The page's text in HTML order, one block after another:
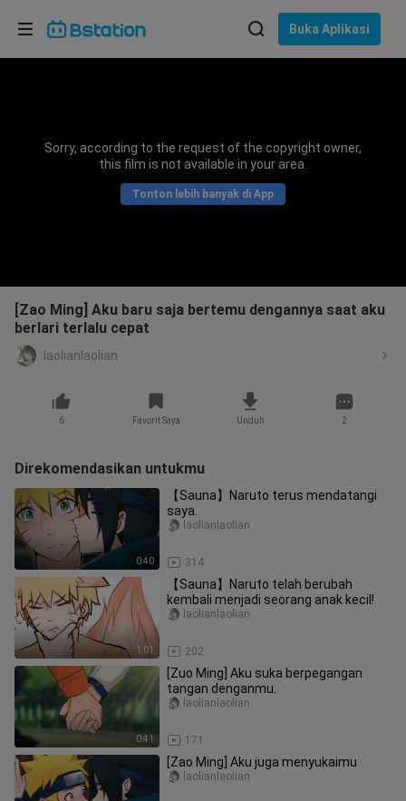
Buka Aplikasi
Sorry, according to the request of the copyright owner,
this film is not available in your area.
Tonton lebih banyak di App
[Zao Ming] Aku baru saja bertemu dengannya saat aku
berlari terlalu cepat
laolianlaolian
6 Favorit Saya Unduh 2
Direkomendasikan untukmu
0:40
【Sauna】Naruto terus mendatangi
saya.
314
laolianlaolian
1:01
【Sauna】Naruto telah berubah
kembali menjadi seorang anak kecil!
202
laolianlaolian
0:41
[Zuo Ming] Aku suka berpegangan
tangan denganmu.
171
laolianlaolian
[Zao Ming] Aku juga menyukaimu
laolianlaolian
Pilih bahasa
Bahasa Indonesia